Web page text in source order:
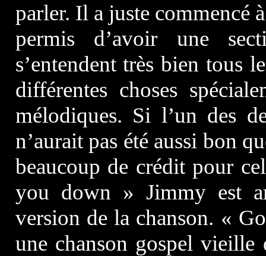
parler. Il a juste commencé
permis d’avoir une
s’entendent très bien tous
différentes choses
mélodiques. Si l’un des
n’aurait pas été aussi bon
beaucoup de crédit pour
you down » Jimmy est
version de la chanson. «
une chanson gospel